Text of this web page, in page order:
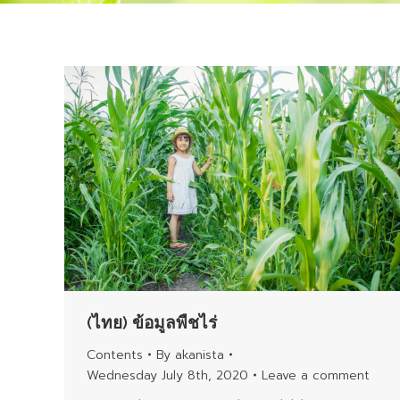
(ไทย) ข้อมูลพืชไร่
Contents By akanista
Wednesday July 8th, 2020
Leave a comment